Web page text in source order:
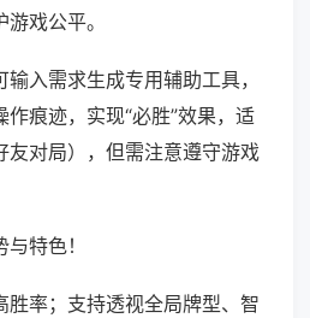
戏公平。
入需求生成专用辅助工具，
痕迹，实现“必胜”效果，适
友对局），但需注意遵守游戏
特色！
胜率；支持透视全局牌型、智